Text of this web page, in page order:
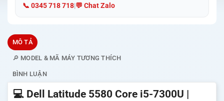
📞 0345 718 718|💬 Chat Zalo
MÔ TẢ
🔎 MODEL & MÃ MÁY TƯƠNG THÍCH
BÌNH LUẬN
💻 Dell Latitude 5580 Core i5-7300U |